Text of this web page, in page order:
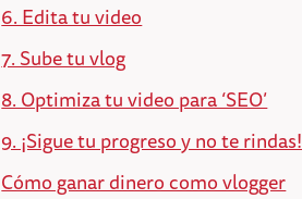
6. Edita tu video
7. Sube tu vlog
8. Optimiza tu video para ‘SEO’
9. ¡Sigue tu progreso y no te rindas!
Cómo ganar dinero como vlogger